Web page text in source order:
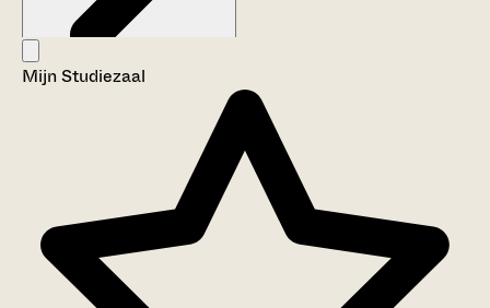
Aanwijzingen voor de gebruiker
Mijn Studiezaal